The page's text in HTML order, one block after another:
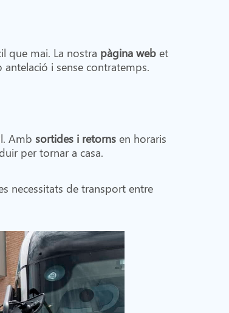
que mai. La nostra pàgina web et
i sense contratemps.
Amb sortides i retornsen horaris
per tornar a casa.
necessitats de transport entre